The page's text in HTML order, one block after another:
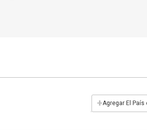
+Agregar El País